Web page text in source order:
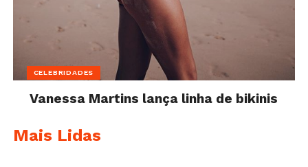
CELEBRIDADES
Vanessa Martins lança linha de bikinis
Mais Lidas